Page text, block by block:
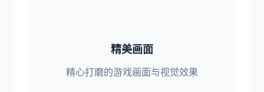
精美画面
精心打磨的游戏画面与视觉效果